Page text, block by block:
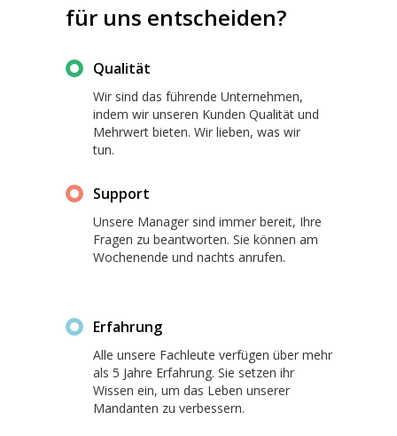
Wir sind das führende Unternehmen,
indem wir unseren Kunden Qualität und
Mehrwert bieten. Wir lieben, was wir
tun.
Qualität
Unsere Manager sind immer bereit, Ihre
Fragen zu beantworten. Sie können am
Wochenende und nachts anrufen.
Support
Alle unsere Fachleute verfügen über mehr
als 5 Jahre Erfahrung. Sie setzen ihr
Wissen ein, um das Leben unserer
Mandanten zu verbessern.
Erfahrung
für uns entscheiden?